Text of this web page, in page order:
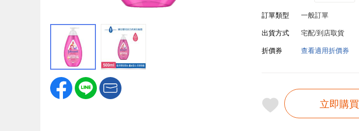
訂單類型
一般訂單
出貨方式
宅配/到店取貨
折價券
查看適用折價券
立即購買